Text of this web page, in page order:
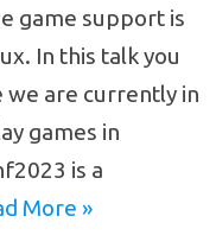
game support is
In this talk you
we are currently in
games in
is a
More »